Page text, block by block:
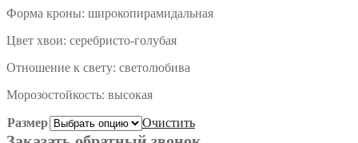
Форма кроны: широкопирамидальная
Цвет хвои: серебристо-голубая
Отношение к свету: светолюбива
Морозостойкость: высокая
Размер Очистить